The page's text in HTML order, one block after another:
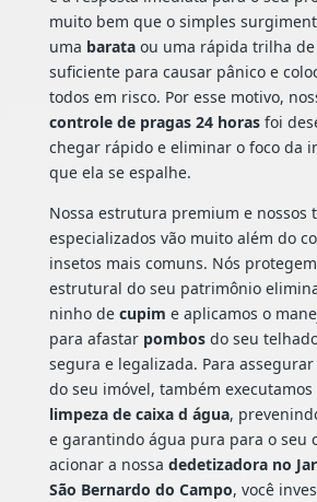
muito bem que o simples
uma barataou uma rápida trilha de
suficiente para causar pânico e
todos em risco. Por esse motivo,
controle de pragas 24 horasfoi
chegar rápido e eliminar o foco da
que ela se espalhe.
Nossa estrutura premium e nossos
especializados vão muito além do
insetos mais comuns. Nós
estrutural do seu patrimônio
ninho de cupim e aplicamos o
para afastar pombosdo seu
segura e legalizada. Para
do seu imóvel, também
limpeza de caixa d água,
e garantindo água pura para o seu
acionar a nossa dedetizadora no
São Bernardo do Campo, você